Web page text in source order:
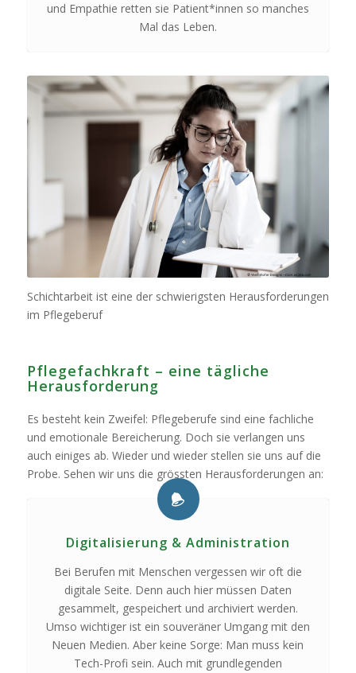
und Empathie retten sie Patient*innen so manches
Mal das Leben.
Schichtarbeit ist eine der schwierigsten Herausforderungen
im Pflegeberuf
Pflegefachkraft – eine tägliche
Herausforderung
Es besteht kein Zweifel: Pflegeberufe sind eine fachliche
und emotionale Bereicherung. Doch sie verlangen uns
auch einiges ab. Wieder und wieder stellen sie uns auf die
Probe. Sehen wir uns die grössten Herausforderungen an:
Digitalisierung & Administration
Bei Berufen mit Menschen vergessen wir oft die
digitale Seite. Denn auch hier müssen Daten
gesammelt, gespeichert und archiviert werden.
Umso wichtiger ist ein souveräner Umgang mit den
Neuen Medien. Aber keine Sorge: Man muss kein
Tech-Profi sein. Auch mit grundlegenden